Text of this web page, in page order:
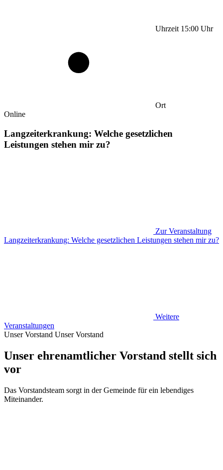
Uhrzeit 15:00 Uhr
Ort
Online
Langzeiterkrankung: Welche gesetzlichen
Leistungen stehen mir zu?
Zur Veranstaltung
Langzeiterkrankung: Welche gesetzlichen Leistungen stehen mir zu?
Weitere
Veranstaltungen
Unser Vorstand Unser Vorstand
Unser ehrenamtlicher Vorstand stellt sich
vor
Das Vorstandsteam sorgt in der Gemeinde für ein lebendiges
Miteinander.